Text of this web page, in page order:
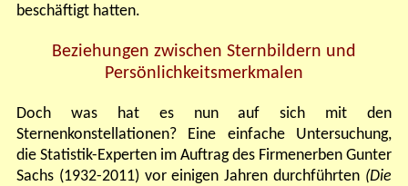
beschäftigt hatten.
Beziehungen zwischen Sternbildern und
Persönlichkeitsmerkmalen
Doch was hat es nun auf sich mit den
Sternenkonstellationen? Eine einfache Untersuchung,
die Statistik-Experten im Auftrag des Firmenerben Gunter
Sachs (1932-2011) vor einigen Jahren durchführten (Die